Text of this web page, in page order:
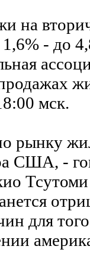
на
- до
мск.
рынку
США, -
для